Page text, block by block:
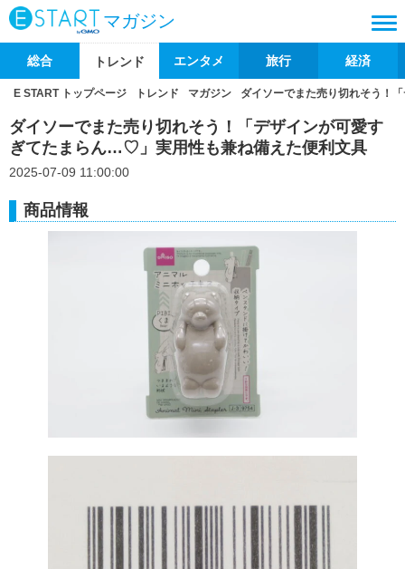
マガジン
総合 トレンド エンタメ 旅行 経済
E START トップページ トレンド マガジン ダイソーでまた売り切れそう！
ダイソーでまた売り切れそう！「デザインが可愛す
ぎてたまらん…♡」実用性も兼ね備えた便利文具
2025-07-09 11:00:00
商品情報